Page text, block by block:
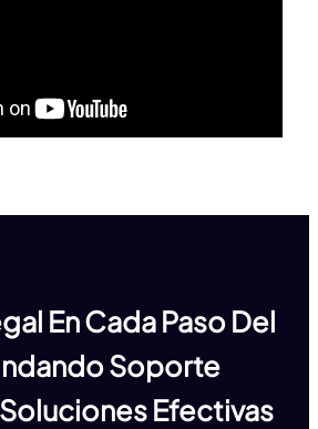
En Cada Paso Del
Soporte
Efectivas